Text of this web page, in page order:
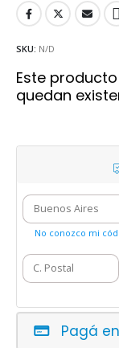
SKU: N/D
Este
quedan
No conozco mi
Pagá